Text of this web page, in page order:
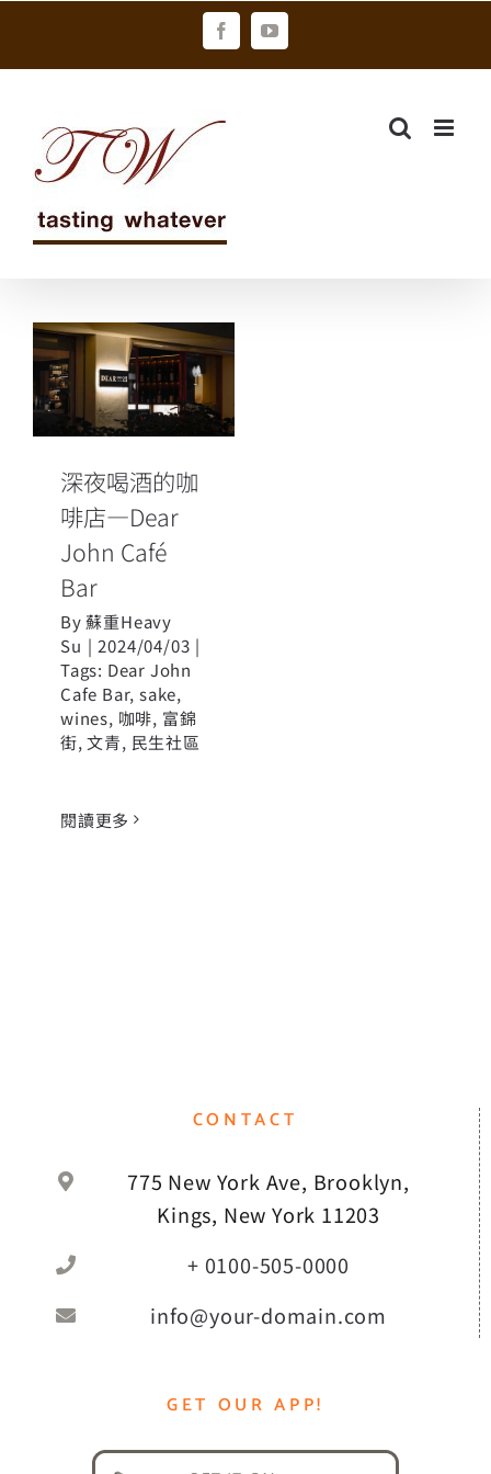
FacebookYouTube
深夜喝酒的咖
啡店—Dear
John Café
深夜喝酒的咖
啡店—Dear
John Café
Bar
By蘇重Heavy
Su | 2024/04/03 |
Tags: Dear John
Cafe Bar,sake,
wines, 咖啡, 富錦
街,文青, 民生社區
閱讀更多
CONTACT
775 New York Ave, Brooklyn,
Kings, New York 11203
+ 0100-505-0000
info@your-domain.com
GET OUR APP!